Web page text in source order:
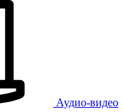
Аудио-видео